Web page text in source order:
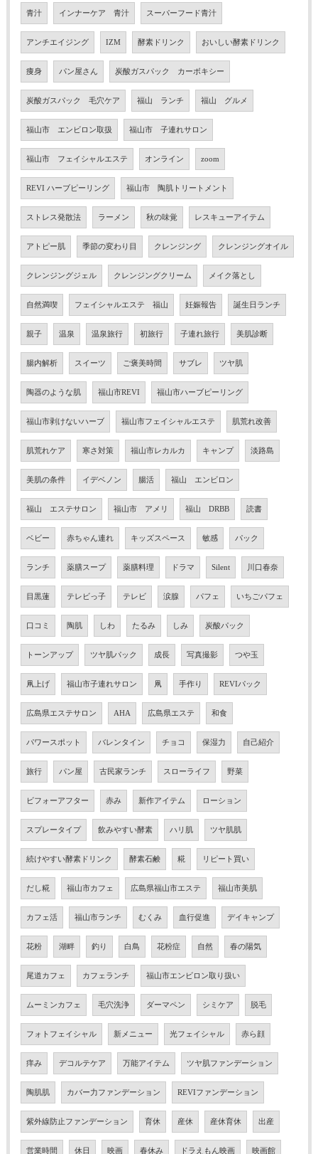
青汁 インナーケア 青汁 スーパーフード青汁
アンチエイジング IZM 酵素ドリンク おいしい酵素ドリンク
痩身 パン屋さん 炭酸ガスパック カーボキシー
炭酸ガスパック 毛穴ケア 福山 ランチ 福山 グルメ
福山市 エンビロン取扱 福山市 子連れサロン
福山市 フェイシャルエステ オンライン zoom
REVI ハーブピーリング 福山市 陶肌トリートメント
ストレス発散法 ラーメン 秋の味覚 レスキューアイテム
アトピー肌 季節の変わり目 クレンジング クレンジングオイル
クレンジングジェル クレンジングクリーム メイク落とし
自然満喫 フェイシャルエステ 福山 妊娠報告 誕生日ランチ
親子 温泉 温泉旅行 初旅行 子連れ旅行 美肌診断
腸内解析 スイーツ ご褒美時間 サブレ ツヤ肌
陶器のような肌 福山市REVI 福山市ハーブピーリング
福山市剥けないハーブ 福山市フェイシャルエステ 肌荒れ改善
肌荒れケア 寒さ対策 福山市レカルカ キャンプ 淡路島
美肌の条件 イデベノン 腸活 福山 エンビロン
福山 エステサロン 福山市 アメリ 福山 DRBB 読書
ベビー 赤ちゃん連れ キッズスペース 敏感 パック
ランチ 薬膳スープ 薬膳料理 ドラマ Silent 川口春奈
目黒蓮 テレビっ子 テレビ 涙腺 パフェ いちごパフェ
口コミ 陶肌 しわ たるみ しみ 炭酸パック
トーンアップ ツヤ肌パック 成長 写真撮影 つや玉
凧上げ 福山市子連れサロン 凧 手作り REVIパック
広島県エステサロン AHA 広島県エステ 和食
パワースポット バレンタイン チョコ 保湿力 自己紹介
旅行 パン屋 古民家ランチ スローライフ 野菜
ビフォーアフター 赤み 新作アイテム ローション
スプレータイプ 飲みやすい酵素 ハリ肌 ツヤ肌肌
続けやすい酵素ドリンク 酵素石鹸 糀 リピート買い
だし糀 福山市カフェ 広島県福山市エステ 福山市美肌
カフェ活 福山市ランチ むくみ 血行促進 デイキャンプ
花粉 湖畔 釣り 白鳥 花粉症 自然 春の陽気
尾道カフェ カフェランチ 福山市エンビロン取り扱い
ムーミンカフェ 毛穴洗浄 ダーマペン シミケア 脱毛
フォトフェイシャル 新メニュー 光フェイシャル 赤ら顔
痒み デコルテケア 万能アイテム ツヤ肌ファンデーション
陶肌肌 カバー力ファンデーション REVIファンデーション
紫外線防止ファンデーション 育休 産休 産休育休 出産
営業時間 休日 映画 春休み ドラえもん映画 映画館